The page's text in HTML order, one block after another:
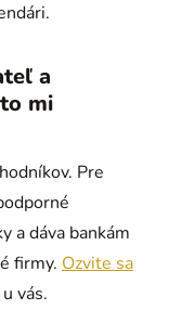
a
mi
Pre
a dáva bankám
firmy. Ozvite sa
vás.